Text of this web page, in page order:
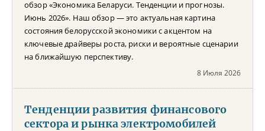
обзор «Экономика Беларуси. Тенденции и прогнозы.
Июнь 2026». Наш обзор — это актуальная картина
состояния белорусской экономики с акцентом на
ключевые драйверы роста, риски и вероятные сценарии
на ближайшую перспективу.
8 Июля 2026
Тенденции развития финансового
сектора и рынка электромобилей